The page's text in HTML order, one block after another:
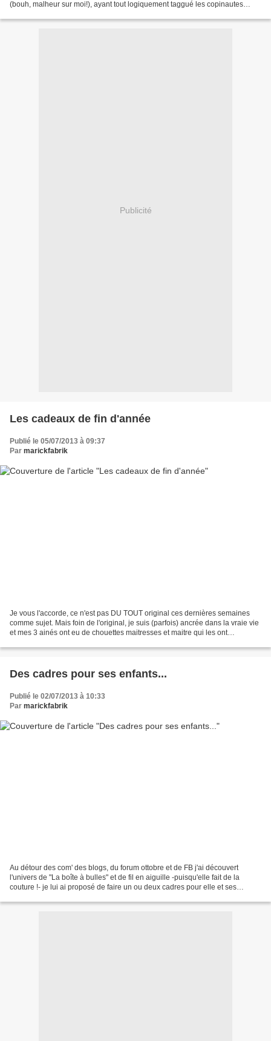
(bouh, malheur sur moi!), ayant tout logiquement taggué les copinautes
Publicité
Les cadeaux de fin d'année
Publié le 05/07/2013 à 09:37
Par marickfabrik
Je vous l'accorde, ce n'est pas DU TOUT original ces dernières semaines
comme sujet. Mais foin de l'original, je suis (parfois) ancrée dans la vraie vie
et mes 3 ainés ont eu de chouettes maitresses et maitre qui les ont
Des cadres pour ses enfants...
Publié le 02/07/2013 à 10:33
Par marickfabrik
Au détour des com' des blogs, du forum ottobre et de FB j'ai découvert
l'univers de "La boîte à bulles" et de fil en aiguille -puisqu'elle fait de la
couture !- je lui ai proposé de faire un ou deux cadres pour elle et ses